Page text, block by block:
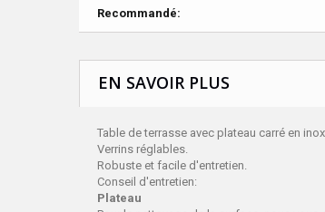
Recommandé:
EN SAVOIR PLUS
Table de terrasse avec plateau carré en
Verrins réglables.
Robuste et facile d'entretien.
Conseil d'entretien:
Plateau